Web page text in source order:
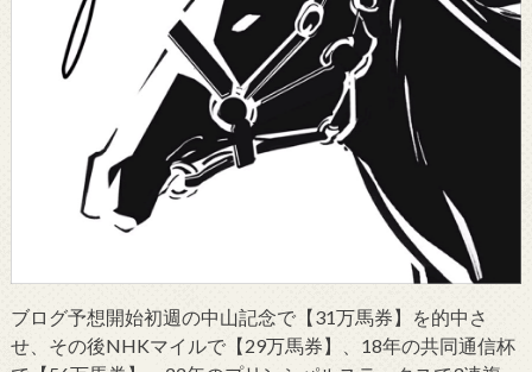
ブログ予想開始初週の中山記念で【31万馬券】を的中さ
せ、その後NHKマイルで【29万馬券】、18年の共同通信杯